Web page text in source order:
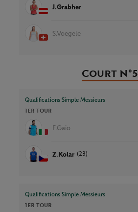
J.Grabher
S.Voegele
Court N°5
Qualifications Simple Messieurs
1ER TOUR
F.Gaio
Z.Kolar (23)
Qualifications Simple Messieurs
1ER TOUR